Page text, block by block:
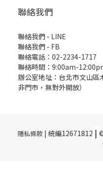
聯絡我們
聯絡我們 - LINE
聯絡我們 - FB
聯絡電話：02-2234-1717
聯絡時間：9:00am-
辦公室地址：台北市文山
非門市，無對外開放）
隱私條款| 統編12671812 |